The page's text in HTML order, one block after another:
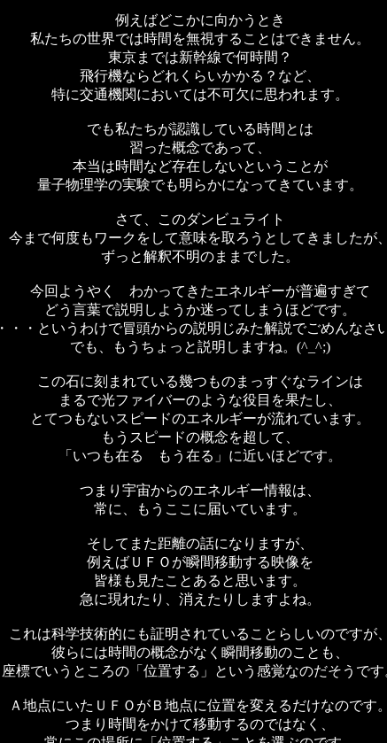
例えばどこかに向かうとき
私たちの世界では時間を無視することはできません。
東京までは新幹線で何時間？
飛行機ならどれくらいかかる？など、
特に交通機関においては不可欠に思われます。
でも私たちが認識している時間とは
習った概念であって、
本当は時間など存在しないということが
量子物理学の実験でも明らかになってきています。
さて、このダンビュライト
今まで何度もワークをして意味を取ろうとしてきましたが
ずっと解釈不明のままでした。
今回ようやく わかってきたエネルギーが普遍すぎて
どう言葉で説明しようか迷ってしまうほどです。
・・・というわけで冒頭からの説明じみた解説でごめんなさ
でも、もうちょっと説明しますね。(^_^;)
この石に刻まれている幾つものまっすぐなラインは
まるで光ファイバーのような役目を果たし、
とてつもないスピードのエネルギーが流れています。
もうスピードの概念を超して、
「いつも在る もう在る」に近いほどです。
つまり宇宙からのエネルギー情報は、
常に、もうここに届いています。
そしてまた距離の話になりますが、
例えばＵＦＯが瞬間移動する映像を
皆様も見たことあると思います。
急に現れたり、消えたりしますよね。
これは科学技術的にも証明されていることらしいのですが
彼らには時間の概念がなく瞬間移動のことも、
座標でいうところの「位置する」という感覚なのだそうです
Ａ地点にいたＵＦＯがＢ地点に位置を変えるだけなのです
つまり時間をかけて移動するのではなく、